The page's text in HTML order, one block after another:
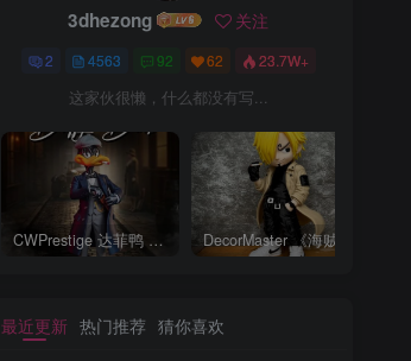
3dhezong 关注
2 4563 92 62 23.7W+
这家伙很懒，什么都没有写...
CWPrestige 达菲鸭 《浴血黑帮》都市风格
最近更新 热门推荐 猜你喜欢
3dhezong 关注
2 4563 92 62 23.7W+
这家伙很懒，什么都没有写...